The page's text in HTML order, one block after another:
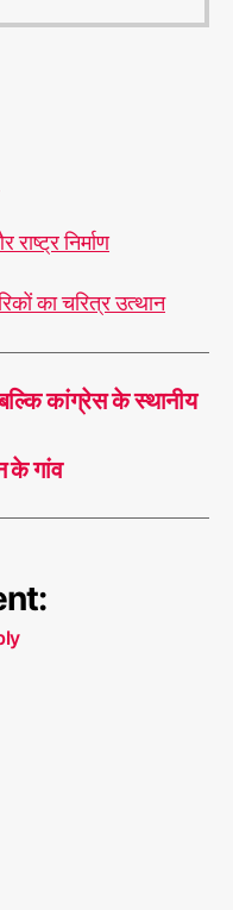
निर्माण
का चरित्र उत्थान
कांग्रेस के स्थानीय
के गांव